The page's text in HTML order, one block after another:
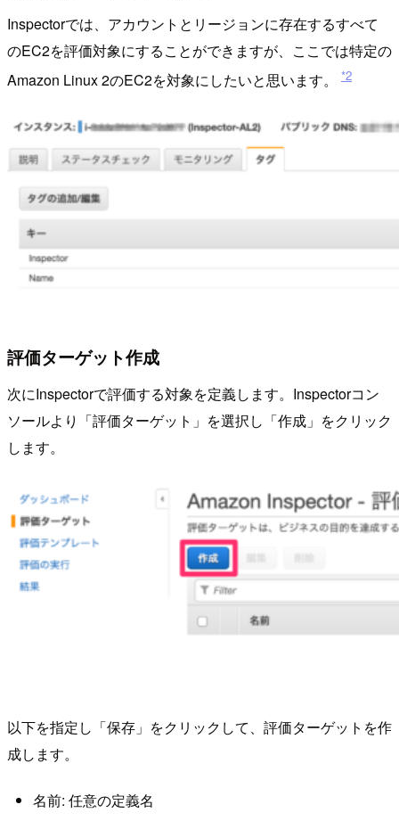
Inspectorでは、アカウントとリージョンに存在するすべて
のEC2を評価対象にすることができますが、ここでは特定の
Amazon Linux 2のEC2を対象にしたいと思います。
*2
評価ターゲット作成
次にInspectorで評価する対象を定義します。Inspectorコン
ソールより「評価ターゲット」を選択し「作成」をクリック
します。
以下を指定し「保存」をクリックして、評価ターゲットを作
成します。
名前: 任意の定義名